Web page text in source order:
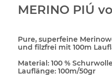
MERINO PIÚ
Pure, superfeine
und filzfrei mit 100m
Material: 100 %
Lauflänge: 100m/50gr